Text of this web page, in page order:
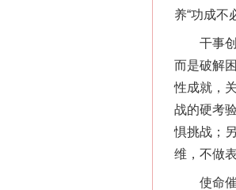
养“功成不
干事创业
而是破解
性成就，
战的硬考
惧挑战；
维，不做
使命催人